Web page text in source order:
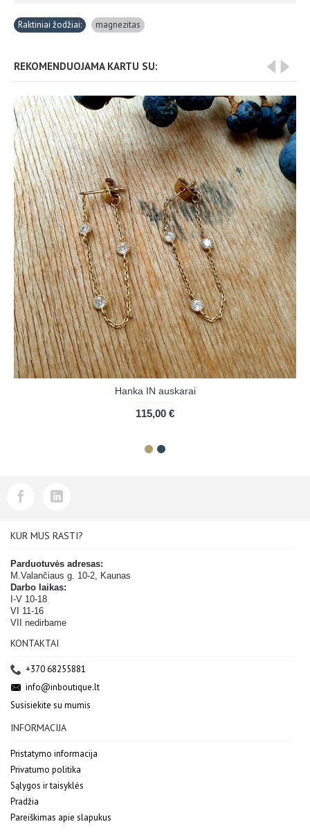
Raktiniai žodžiai: magnezitas
REKOMENDUOJAMA KARTU SU:
Hanka IN auskarai
115,00 €
KUR MUS RASTI?
Parduotuvės adresas:
M.Valančiaus g. 10-2, Kaunas
Darbo laikas:
I-V 10-18
VI 11-16
VII nedirbame
KONTAKTAI
+370 68255881
info@inboutique.lt
Susisiekite su mumis
INFORMACIJA
Pristatymo informacija
Privatumo politika
Sąlygos ir taisyklės
Pradžia
Pareiškimas apie slapukus